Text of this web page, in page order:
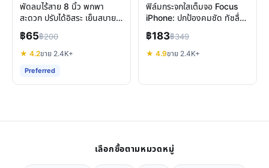
พัดลมไร้สาย 8 นิ้ว พกพา
สะดวก ปรับได้อิสระ เย็นสบาย
ทุกที่
฿65฿200
★ 4.2ขาย 2.4K+
Preferred
ฟิล์มกระจกใสเต็มจอ Focus
iPhone: ปกป้องคมชัด ทัชลื่น
ทุกรุ่น
฿183฿349
★ 4.9ขาย 2.4K+
เลือกซื้อตามหมวดหมู่